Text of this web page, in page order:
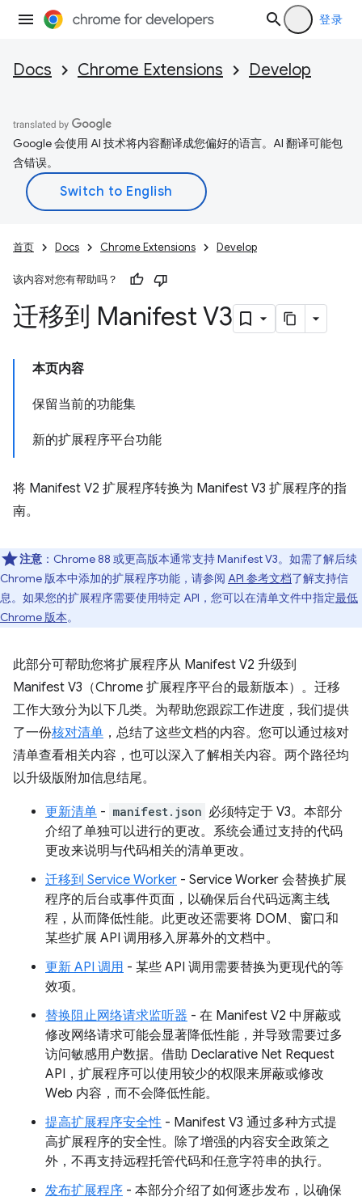
登录
Docs Chrome Extensions Develop
Google 会使用 AI 技术将内容翻译成您偏好的语言。AI 翻译可能包
含错误。
首页 Docs Chrome Extensions Develop
该内容对您有帮助吗？
迁移到 Manifest V3
本页内容
保留当前的功能集
新的扩展程序平台功能
将 Manifest V2 扩展程序转换为 Manifest V3 扩展程序的指
南。
注意 ：Chrome 88 或更高版本通常支持 Manifest V3。如需了解后续
Chrome 版本中添加的扩展程序功能，请参阅 API 参考文档了解支持信
息。如果您的扩展程序需要使用特定 API，您可以在清单文件中指定最低
Chrome 版本。
此部分可帮助您将扩展程序从 Manifest V2 升级到
Manifest V3（Chrome 扩展程序平台的最新版本）。迁移
工作大致分为以下几类。为帮助您跟踪工作进度，我们提供
了一份核对清单 ，总结了这些文档的内容。您可以通过核对
清单查看相关内容，也可以深入了解相关内容。两个路径均
以升级版附加信息结尾。
更新清单 - manifest.json 必须特定于 V3。本部分
介绍了单独可以进行的更改。系统会通过支持的代码
更改来说明与代码相关的清单更改。
迁移到 Service Worker - Service Worker 会替换扩展
程序的后台或事件页面，以确保后台代码远离主线
程，从而降低性能。此更改还需要将 DOM、窗口和
某些扩展 API 调用移入屏幕外的文档中。
更新 API 调用 - 某些 API 调用需要替换为更现代的等
效项。
替换阻止网络请求监听器 - 在 Manifest V2 中屏蔽或
修改网络请求可能会显著降低性能，并导致需要过多
访问敏感用户数据。借助 Declarative Net Request
API，扩展程序可以使用较少的权限来屏蔽或修改
Web 内容，而不会降低性能。
提高扩展程序安全性 - Manifest V3 通过多种方式提
高扩展程序的安全性。除了增强的内容安全政策之
外，不再支持远程托管代码和任意字符串的执行。
发布扩展程序 - 本部分介绍了如何逐步发布，以确保